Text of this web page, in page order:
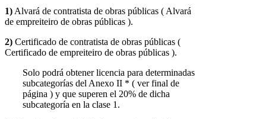
1) Alvará de contratista de obras públicas ( Alvará
de empreiteiro de obras públicas ).
2) Certificado de contratista de obras públicas (
Certificado de empreiteiro de obras públicas ).
Solo podrá obtener licencia para determinadas
subcategorías del Anexo II * ( ver final de
página ) y que superen el 20% de dicha
subcategoría en la clase 1.